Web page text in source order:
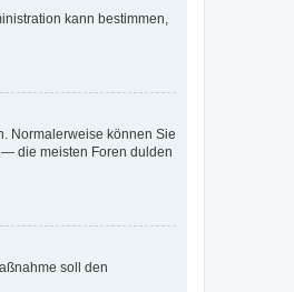
kann bestimmen,
Normalerweise können Sie
die meisten Foren dulden
soll den